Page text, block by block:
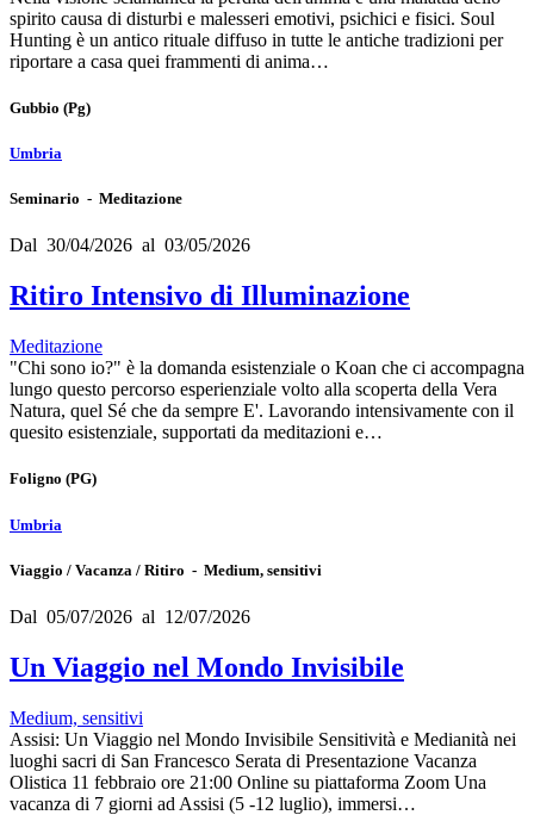
spirito causa di disturbi e malesseri emotivi, psichici e fisici. Soul
Hunting è un antico rituale diffuso in tutte le antiche tradizioni per
riportare a casa quei frammenti di anima…
Gubbio (Pg)
Umbria
Seminario - Meditazione
Dal 30/04/2026 al 03/05/2026
Ritiro Intensivo di Illuminazione
Meditazione
"Chi sono io?" è la domanda esistenziale o Koan che ci accompagna
lungo questo percorso esperienziale volto alla scoperta della Vera
Natura, quel Sé che da sempre E'. Lavorando intensivamente con il
quesito esistenziale, supportati da meditazioni e…
Foligno (PG)
Umbria
Viaggio / Vacanza / Ritiro - Medium, sensitivi
Dal 05/07/2026 al 12/07/2026
Un Viaggio nel Mondo Invisibile
Medium, sensitivi
Assisi: Un Viaggio nel Mondo Invisibile Sensitività e Medianità nei
luoghi sacri di San Francesco Serata di Presentazione Vacanza
Olistica 11 febbraio ore 21:00 Online su piattaforma Zoom Una
vacanza di 7 giorni ad Assisi (5 -12 luglio), immersi…